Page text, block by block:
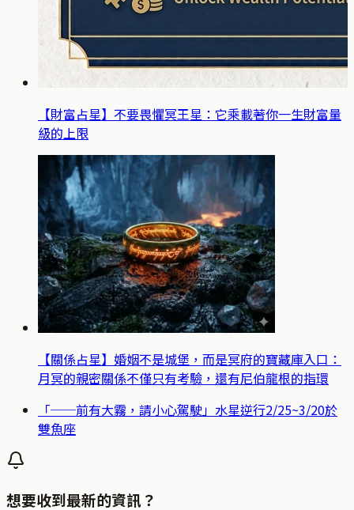
【財富占星】不要畏懼冥王星：它乘載著你一生財富量
級的上限
【關係占星】婚姻不是城堡，而是冥府的寶藏庫入口：
月冥的親密關係不僅只有考驗，還有尼伯龍根的指環
「──前有大霧，請小心駕駛」水星逆行2/25~3/20於
雙魚座
想要收到最新的資訊？